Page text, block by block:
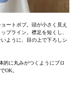
ートボブ。頭が小さく見え
プライン。襟足を短くし、
ように、目の上で下ろしシ
的に丸みがつくようにブロ
OK。